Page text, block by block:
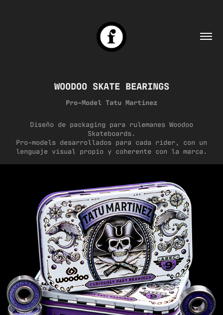
WOODOO SKATE BEARINGS
Pro-Model Tatu Martinez
Diseño de packaging para rulemanes Woodoo
Skateboards.
Pro-models desarrollados para cada rider, con un
lenguaje visual propio y coherente con la marca.